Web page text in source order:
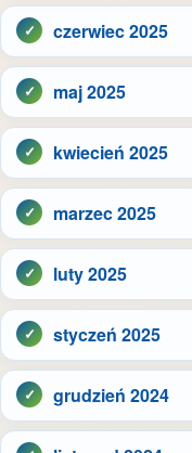
czerwiec 2025
maj 2025
kwiecień 2025
marzec 2025
luty 2025
styczeń 2025
grudzień 2024